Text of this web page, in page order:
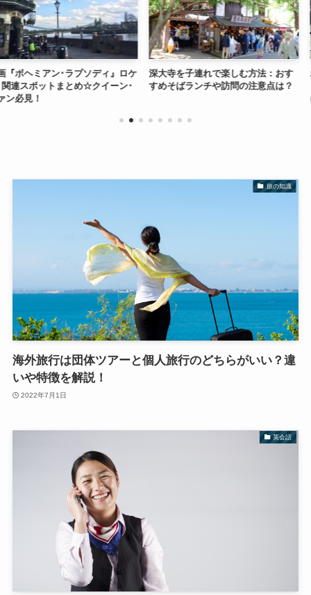
プソディ』ロケ
め☆クイーン･
深大寺を子連れで楽しむ方法：おす
すめそばランチや訪問の注意点は？
ボヘミアン・ラ
ィングＯＫ」応
旅の知識
海外旅行は団体ツアーと個人旅行のどちらがいい？違
いや特徴を解説！
2022年7月1日
英会話